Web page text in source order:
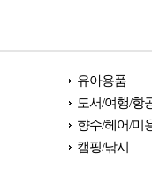
유아용품
도서/여행/항
향수/헤어/미
캠핑/낚시